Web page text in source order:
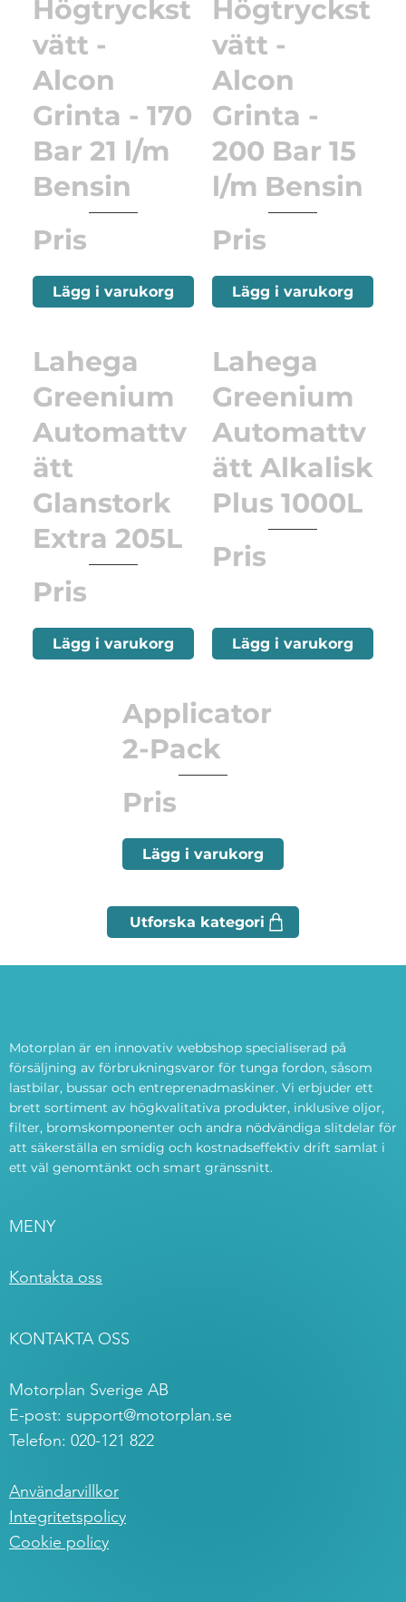
Högtryckst
vätt -
Alcon
Grinta - 170
Bar 21 l/m
Bensin
Pris
Lägg i varukorg
Högtryckst
vätt -
Alcon
Grinta -
200 Bar 15
l/m Bensin
Pris
Lägg i varukorg
Lahega
Greenium
Automattv
ätt
Glanstork
Extra 205L
Pris
Lägg i varukorg
Lahega
Greenium
Automattv
ätt Alkalisk
Plus 1000L
Pris
Lägg i varukorg
Applicator
2-Pack
Pris
Lägg i varukorg
Motorplan är en innovativ webbshop specialiserad på
försäljning av förbrukningsvaror för tunga fordon, såsom
lastbilar, bussar och entreprenadmaskiner. Vi erbjuder ett
brett sortiment av högkvalitativa produkter, inklusive oljor,
filter, bromskomponenter och andra nödvändiga slitdelar för
att säkerställa en smidig och kostnadseffektiv drift samlat i
ett väl genomtänkt och smart gränssnitt.
MENY
Kontakta oss
KONTAKTA OSS
Motorplan Sverige AB
E-post: support@motorplan.se
Telefon: 020-121 822
Användarvillkor
Integritetspolicy
Cookie policy